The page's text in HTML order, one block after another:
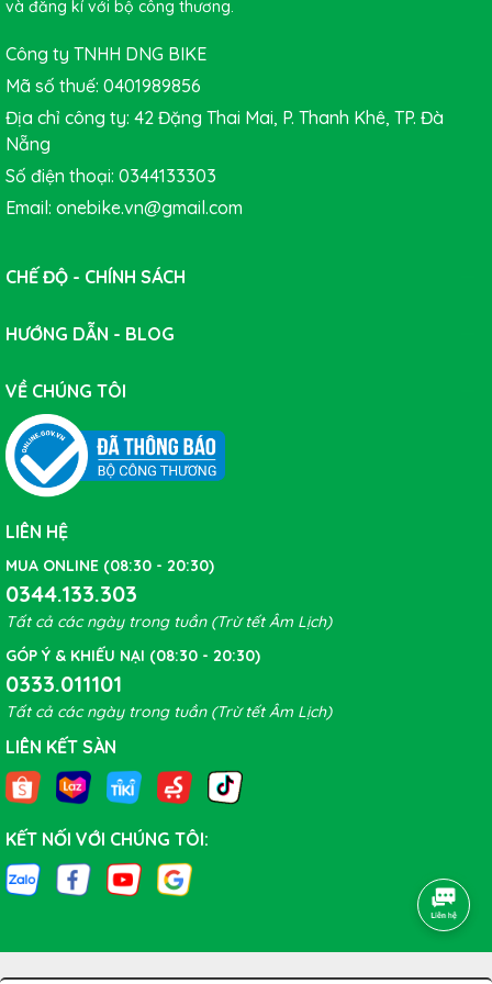
và đăng kí với bộ công thương.
Công ty TNHH DNG BIKE
Mã số thuế: 0401989856
Địa chỉ công ty: 42 Đặng Thai Mai, P. Thanh Khê, TP. Đà
Nẵng
Số điện thoại: 0344133303
Email: onebike.vn@gmail.com
CHẾ ĐỘ - CHÍNH SÁCH
HƯỚNG DẪN - BLOG
VỀ CHÚNG TÔI
LIÊN HỆ
MUA ONLINE (08:30 - 20:30)
0344.133.303
Tất cả các ngày trong tuần (Trừ tết Âm Lịch)
GÓP Ý & KHIẾU NẠI (08:30 - 20:30)
0333.011101
Tất cả các ngày trong tuần (Trừ tết Âm Lịch)
LIÊN KẾT SÀN
KẾT NỐI VỚI CHÚNG TÔI: